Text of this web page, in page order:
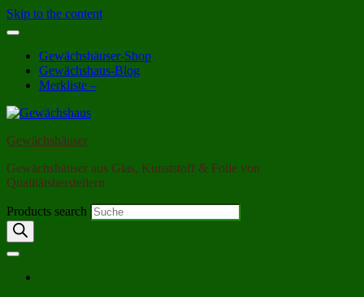
Skip to the content
Gewächshäuser-Shop
Gewächshaus-Blog
Merkliste –
Gewächshäuser
Gewächshäuser aus Glas, Kunststoff & Folie von
Qualitätsherstellern
Products search